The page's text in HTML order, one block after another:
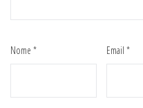
Nome * Email*